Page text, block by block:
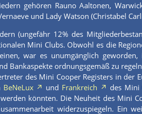
gehören Rauno Aaltonen,
und Lady Watson (Christabel
(ungefähr 12% des
Mini Clubs. Obwohl es die
war es unumgänglich
Bankaspekte ordnungsgemäß zu
des Mini Cooper Registers in der
BeNeLux und Frankreich
des Mini
könnten. Die Neuheit des Mini
widerzuspiegeln. Ein